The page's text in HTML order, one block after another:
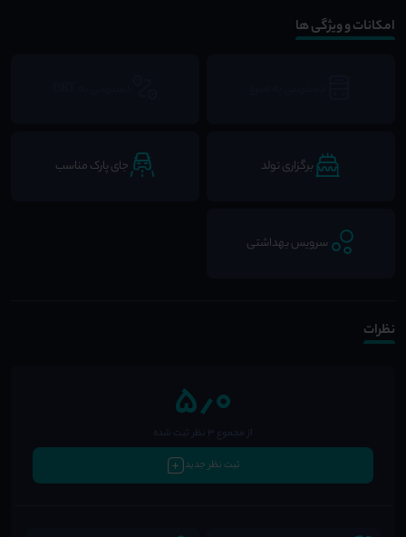
امکانات و ویژگی ها
برگزاری تولد جای پارک مناسب
سرویس بهداشتی
نظرات
5٫0از مجموع 3 نظر ثبت شده
ثبت نظر جدید